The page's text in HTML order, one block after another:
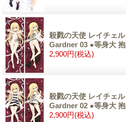
殺戮の天使 レイチェ
Gardner 03 ●等身大
2,900円(税込)
殺戮の天使 レイチェ
Gardner 02 ●等身大
2,900円(税込)